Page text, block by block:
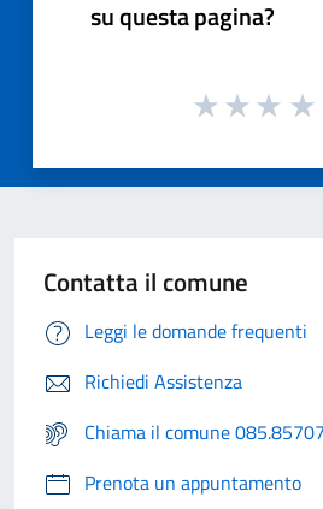
su questa pagina?
Contatta il comune
Leggi le domande frequenti
Richiedi Assistenza
Chiama il comune
Prenota un appuntamento